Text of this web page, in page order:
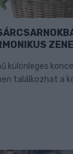
különleges
találkozhat a